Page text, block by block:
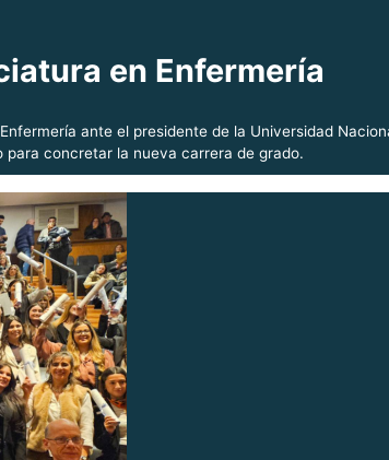
en Enfermería
ante el presidente de la Universidad
concretar la nueva carrera de grado.